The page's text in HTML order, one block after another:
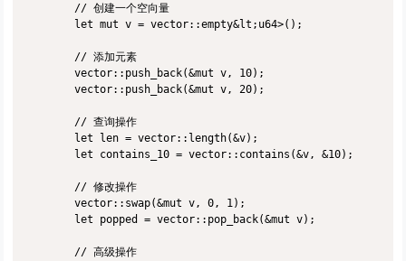
        // 创建一个空向量
        let mut v = vector::empty&lt;u64>();
        // 添加元素
        vector::push_back(&mut v, 10);
        vector::push_back(&mut v, 20);
        // 查询操作
        let len = vector::length(&v);
        let contains_10 = vector::contains(&v, &10);
        // 修改操作
        vector::swap(&mut v, 0, 1);
        let popped = vector::pop_back(&mut v);
        // 高级操作